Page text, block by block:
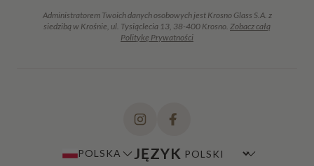
Administratorem Twoich danych osobowych jest Krosno Glass S.A. z
siedzibą w Krośnie, ul. Tysiąclecia 13, 38-400 Krosno. Zobacz całą
Politykę Prywatności
POLSKA JĘZYK